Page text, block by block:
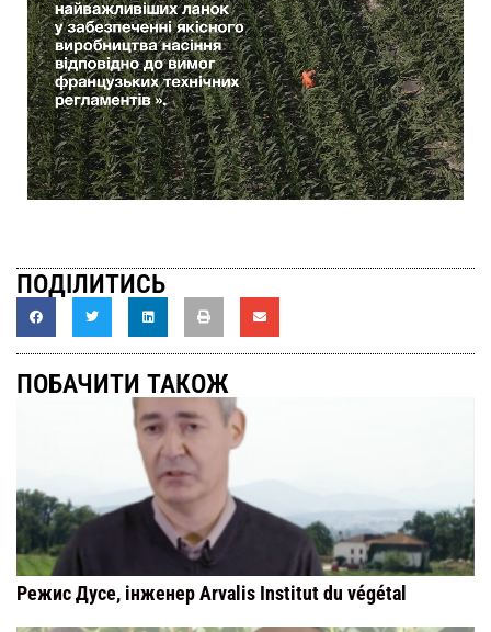
ПОДІЛИТИСЬ
ПОБАЧИТИ ТАКОЖ
Режис Дусе, інженер Arvalis Institut du végétal